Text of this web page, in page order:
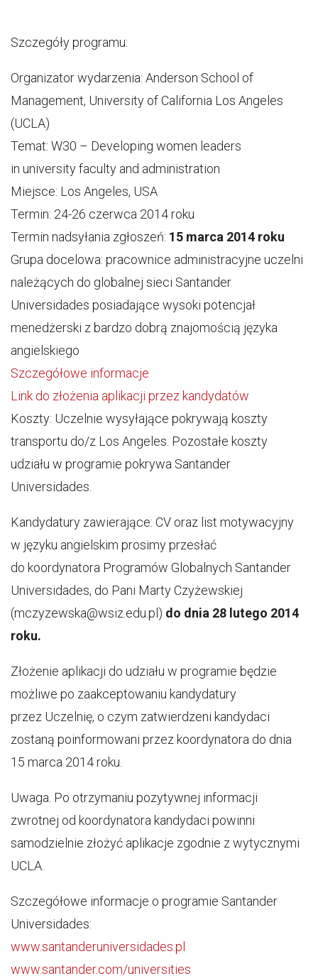
Szczegóły programu:
Organizator wydarzenia: Anderson School of
Management, University of California Los Angeles
(UCLA)
Temat: W30 – Developing women leaders
in university faculty and administration
Miejsce: Los Angeles, USA
Termin: 24-26 czerwca 2014 roku
Termin nadsyłania zgłoszeń: 15 marca 2014 roku
Grupa docelowa: pracownice administracyjne uczelni
należących do globalnej sieci Santander
Universidades posiadające wysoki potencjał
menedżerski z bardzo dobrą znajomością języka
angielskiego
Szczegółowe informacje
Link do złożenia aplikacji przez kandydatów
Koszty: Uczelnie wysyłające pokrywają koszty
transportu do/z Los Angeles. Pozostałe koszty
udziału w programie pokrywa Santander
Universidades.
Kandydatury zawierające: CV oraz list motywacyjny
w języku angielskim prosimy przesłać
do koordynatora Programów Globalnych Santander
Universidades, do Pani Marty Czyżewskiej
(mczyzewska@wsiz.edu.pl) do dnia 28 lutego 2014
roku.
Złożenie aplikacji do udziału w programie będzie
możliwe po zaakceptowaniu kandydatury
przez Uczelnię, o czym zatwierdzeni kandydaci
zostaną poinformowani przez koordynatora do dnia
15 marca 2014 roku.
Uwaga. Po otrzymaniu pozytywnej informacji
zwrotnej od koordynatora kandydaci powinni
samodzielnie złożyć aplikacje zgodnie z wytycznymi
UCLA.
Szczegółowe informacje o programie Santander
Universidades:
www.santanderuniversidades.pl
www.santander.com/universities